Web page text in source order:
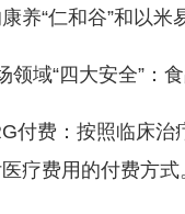
养“仁和谷”和以米
域“四大安全”：食
费：按照临床治疗
疗费用的付费方式